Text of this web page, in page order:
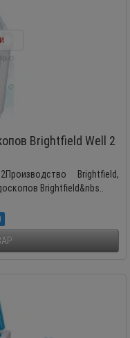
Brightfield Well 2
Brightfield,
Brightfield&nbs..